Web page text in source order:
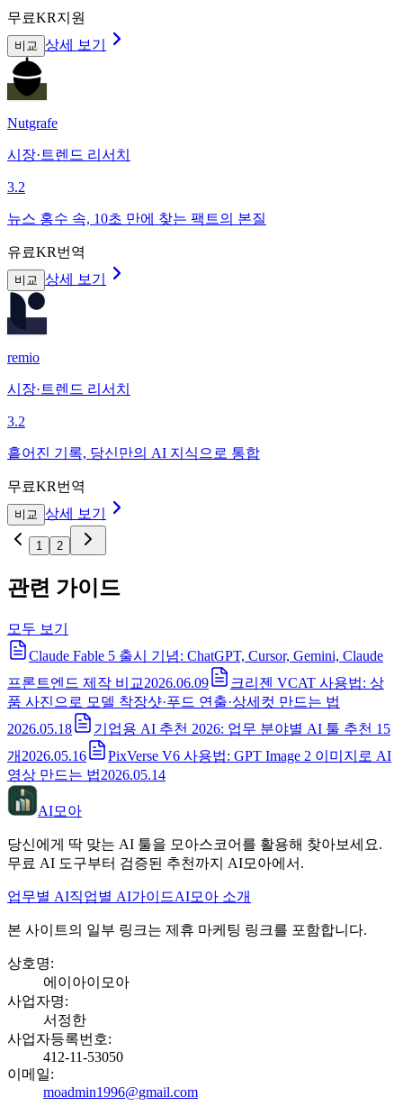
무료KR지원
비교 상세 보기
Nutgrafe
시장·트렌드 리서치
3.2
뉴스 홍수 속, 10초 만에 찾는 팩트의 본질
유료KR번역
비교 상세 보기
remio
시장·트렌드 리서치
3.2
흩어진 기록, 당신만의 AI 지식으로 통합
무료KR번역
비교 상세 보기
1 2
관련 가이드
모두 보기
Claude Fable 5 출시 기념: ChatGPT, Cursor, Gemini, Claude
프론트엔드 제작 비교2026.06.09
크리젠 VCAT 사용법: 상
품 사진으로 모델 착장샷·푸드 연출·상세컷 만드는 법
2026.05.18
기업용 AI 추천 2026: 업무 분야별 AI 툴 추천 15
개 2026.05.16
PixVerse V6 사용법: GPT Image 2 이미지로 AI
영상 만드는 법2026.05.14
AI모아
당신에게 딱 맞는 AI 툴을 모아스코어를 활용해 찾아보세요.
무료 AI 도구부터 검증된 추천까지 AI모아에서.
업무별 AI직업별 AI가이드AI모아 소개
본 사이트의 일부 링크는 제휴 마케팅 링크를 포함합니다.
상호명:
에이아이모아
사업자명:
서정한
사업자등록번호:
412-11-53050
이메일:
moadmin1996@gmail.com